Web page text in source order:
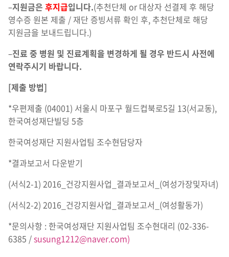
–지원금은 후지급입니다.(추천단체 or 대상자 선결제 후 해당
영수증 원본 제출 / 재단 증빙서류 확인 후, 추천단체로 해당
지원금을 보내드립니다.)
–진료 중 병원 및 진료계획을 변경하게 될 경우 반드시 사전에
연락주시기 바랍니다.
[제출 방법]
*우편제출 (04001) 서울시 마포구 월드컵북로5길 13(서교동),
한국여성재단빌딩 5층
한국여성재단 지원사업팀 조수현담당자
*결과보고서 다운받기
(서식2-1) 2016_건강지원사업_결과보고서_(여성가장및자녀)
(서식2-2) 2016_건강지원사업_결과보고서_(여성활동가)
*문의사항 : 한국여성재단 지원사업팀 조수현대리 (02-336-
6385 /susung1212@naver.com)